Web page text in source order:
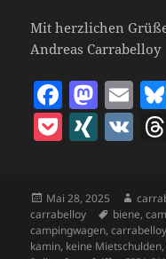
Mit herzlichen
Andreas Carrabelloy
F
a
c
b
o
M
as
to
o
n
E
m
P
k
et
X
G
V
Veröffentlicht
am
Mai 28, 2025 Autor
carrabelloy
biene,
campingwagen,carrabelloy
kamin, keine Mietschulden,